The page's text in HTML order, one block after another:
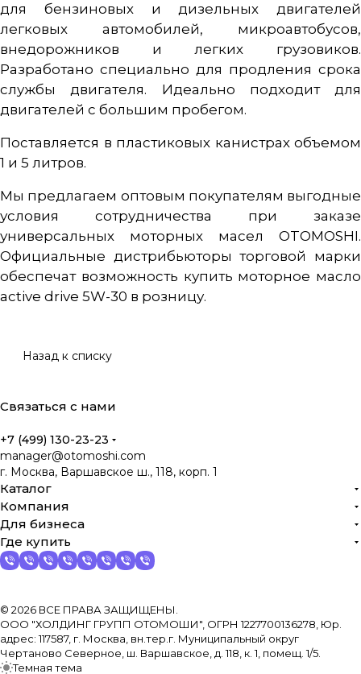
для бензиновых и дизельных двигателей
легковых автомобилей, микроавтобусов,
внедорожников и легких грузовиков.
Разработано специально для продления срока
службы двигателя. Идеально подходит для
двигателей с большим пробегом.
Поставляется в пластиковых канистрах объемом
1 и 5 литров.
Мы предлагаем оптовым покупателям выгодные
условия сотрудничества при заказе
универсальных моторных масел OTOMOSHI.
Официальные дистрибьюторы торговой марки
обеспечат возможность купить моторное масло
active drive 5W-30 в розницу.
Назад к списку
Связаться с нами
+7 (499) 130-23-23
manager@otomoshi.com
г. Москва, Варшавское ш., 118, корп. 1
Каталог
Компания
Для бизнеса
Где купить
© 2026 ВСЕ ПРАВА ЗАЩИЩЕНЫ.
ООО "ХОЛДИНГ ГРУПП ОТОМОШИ", ОГРН 1227700136278, Юр.
адрес: 117587, г. Москва, вн.тер.г. Муниципальный округ
Чертаново Северное, ш. Варшавское, д. 118, к. 1, помещ. 1/5.
Темная тема